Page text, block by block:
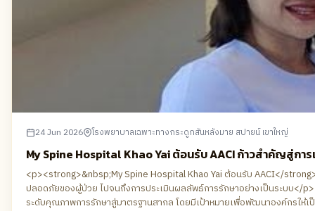
24 Jun 2026 โรงพยาบาลเฉพาะทางกระดูกสันหลังมาย สปายน์ เขาใหญ่
My Spine Hospital Khao Yai ต้อนรับ AACI ก้าวสำคัญสู่กา
<p><strong>&nbsp;My Spine Hospital Khao Yai ต้อนรับ AACI</
ปลอดภัยของผู้ป่วย ไปจนถึงการประเมินผลลัพธ์การรักษาอย่างเป็นระบบ</
ระดับคุณภาพการรักษาสู่มาตรฐานสากล โดยมีเป้าหมายเพื่อพัฒนาองค์กรใ